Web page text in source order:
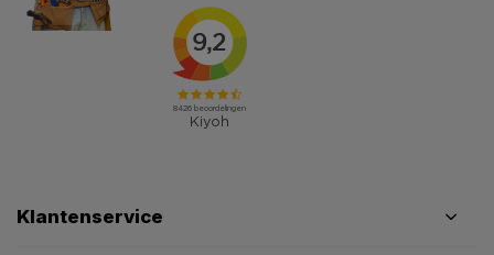
Klantenservice